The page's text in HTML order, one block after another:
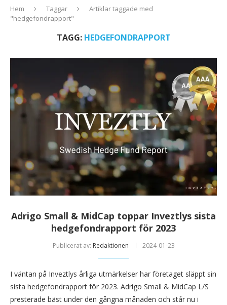
Hem Taggar
Artiklar taggade med
"hedgefondrapport"
TAGG: HEDGEFONDRAPPORT
Adrigo Small & MidCap toppar Inveztlys sista
hedgefondrapport för 2023
Publicerat av: Redaktionen 2024-01-23
I väntan på Inveztlys årliga utmärkelser har företaget släppt sin
sista hedgefondrapport för 2023. Adrigo Small & MidCap L/S
presterade bäst under den gångna månaden och står nu i